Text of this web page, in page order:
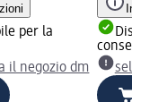
per la
il negozio dm